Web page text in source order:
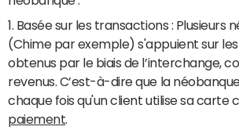
1. Basée sur les transactions : Plusieurs
(Chime par exemple) s'appuient sur
obtenus par le biais de l’interchange,
revenus. C’est-à-dire que la
chaque fois qu'un client utilise sa carte
paiement